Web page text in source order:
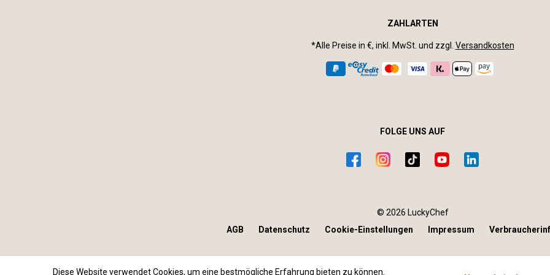
ZAHLARTEN
*Alle Preise in €, inkl. MwSt. und zzgl. Versandkosten
FOLGE UNS AUF
© 2026 LuckyChef
AGB
Datenschutz Cookie-Einstellungen Impressum
Diese Website verwendet Cookies, um eine bestmögliche Erfahrung bieten zu können.